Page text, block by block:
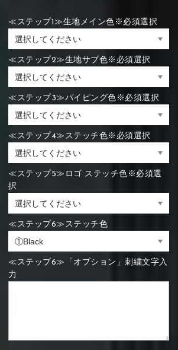
≪ステップ1≫生地メイン色※必須選択
≪ステップ2≫生地サブ色※必須選択
≪ステップ3≫パイピング色※必須選択
≪ステップ4≫ステッチ色※必須選択
≪ステップ5≫ロゴ ステッチ色※必須選
択
≪ステップ6≫ステッチ色
≪ステップ6≫「オプション」刺繍文字入
力